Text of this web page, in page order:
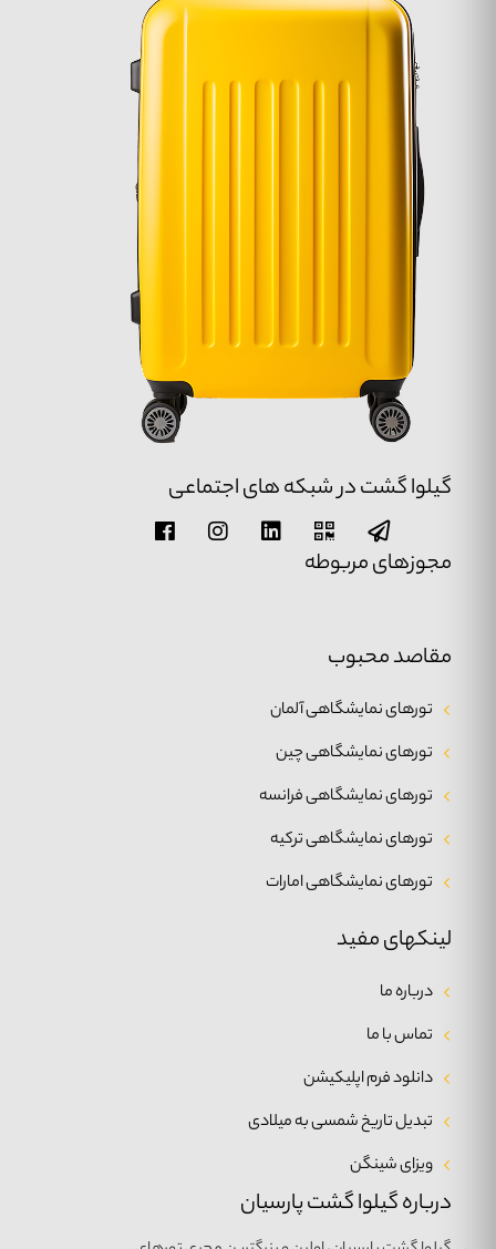
درباره گیلوا گشت پارسیان
لینکهای مفید
درباره ما
تماس با ما
دانلود فرم اپلیکیشن
تبدیل تاریخ شمسی به میلادی
ویزای شینگن
مقاصد محبوب
تورهای نمایشگاهی آلمان
تورهای نمایشگاهی چین
تورهای نمایشگاهی فرانسه
تورهای نمایشگاهی ترکیه
تورهای نمایشگاهی امارات
گیلوا گشت در شبکه های اجتماعی
مجوزهای مربوطه